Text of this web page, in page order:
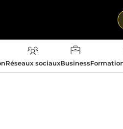
Réseaux sociauxBusiness